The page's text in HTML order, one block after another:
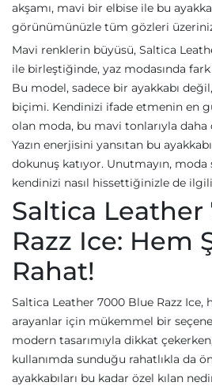
akşamı, mavi bir elbise ile bu
görünümünüzle tüm gözleri
Mavi renklerin büyüsü, Saltica
ile birleştiğinde, yaz modasında fark
Bu model, sadece bir ayakkabı
biçimi. Kendinizi ifade etmenin en
olan moda, bu mavi tonlarıyla daha
Yazın enerjisini yansıtan bu
dokunuş katıyor. Unutmayın,
kendinizi nasıl hissettiğinizle de
Saltica
Razz Ice: Hem
Rahat!
Saltica Leather 7000 Blue Razz
arayanlar için mükemmel bir
modern tasarımıyla dikkat
kullanımda sunduğu rahatlıkla da
ayakkabıları bu kadar özel kılan